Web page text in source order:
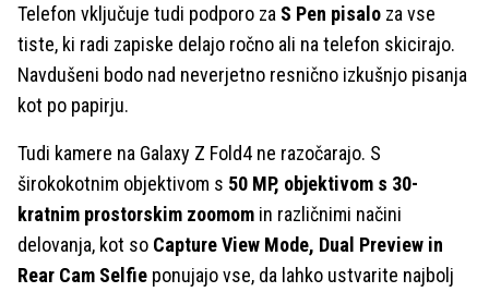
Telefon vključuje tudi podporo za S Pen pisalo za vse
tiste, ki radi zapiske delajo ročno ali na telefon skicirajo.
Navdušeni bodo nad neverjetno resnično izkušnjo pisanja
kot po papirju.
Tudi kamere na Galaxy Z Fold4 ne razočarajo. S
širokokotnim objektivom s 50 MP, objektivom s 30-
kratnim prostorskim zoomom in različnimi načini
delovanja, kot so Capture View Mode, Dual Preview in
Rear Cam Selfie ponujajo vse, da lahko ustvarite najbolj